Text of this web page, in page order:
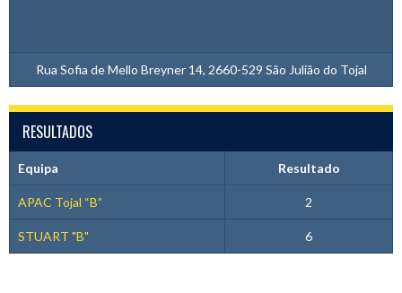
Rua Sofia de Mello Breyner 14, 2660-529 São Julião do Tojal
RESULTADOS
Equipa Resultado
APAC Tojal “B” 2
STUART "B" 6